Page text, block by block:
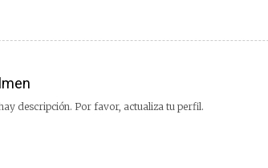
descripción. Por favor, actualiza tu perfil.